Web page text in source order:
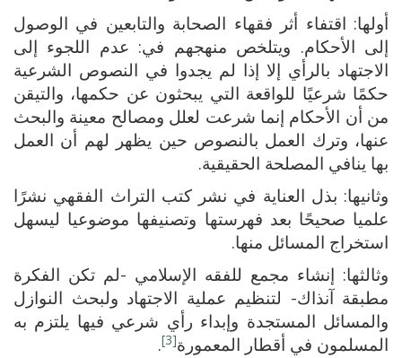
أولها: اقتفاء أثر فقهاء الصحابة والتابعين في الوصول
إلى الأحكام. ويتلخص منهجهم في: عدم اللجوء إلى
الاجتهاد بالرأي إلا إذا لم يجدوا في النصوص الشرعية
حكمًا شرعيًا للواقعة التي يبحثون عن حكمها، والتيقن
من أن الأحكام إنما شرعت لعلل ومصالح معينة والبحث
عنها، وترك العمل بالنصوص حين يظهر لهم أن العمل
بها ينافي المصلحة الحقيقية.
وثانيها: بذل العناية في نشر كتب التراث الفقهي نشرًا
علميا صحيحًا بعد فهرستها وتصنيفها موضوعيا ليسهل
استخراج المسائل منها.
وثالثها: إنشاء مجمع للفقه الإسلامي -لم تكن الفكرة
مطبقة آنذاك- لتنظيم عملية الاجتهاد ولبحث النوازل
والمسائل المستجدة وإبداء رأي شرعي فيها يلتزم به
المسلمون في أقطار المعمورة[3]
.